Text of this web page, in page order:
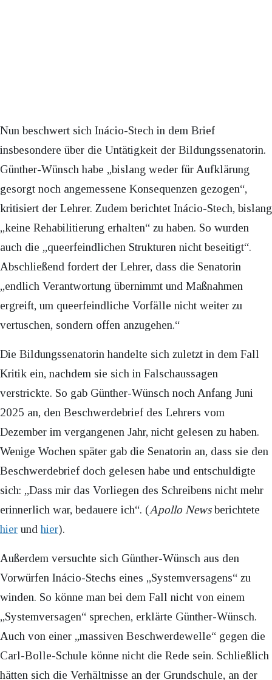
Nun beschwert sich Inácio-Stech in dem Brief
insbesondere über die Untätigkeit der Bildungssenatorin.
Günther-Wünsch habe „bislang weder für Aufklärung
gesorgt noch angemessene Konsequenzen gezogen“,
kritisiert der Lehrer. Zudem berichtet Inácio-Stech, bislang
„keine Rehabilitierung erhalten“ zu haben. So wurden
auch die „queerfeindlichen Strukturen nicht beseitigt“.
Abschließend fordert der Lehrer, dass die Senatorin
„endlich Verantwortung übernimmt und Maßnahmen
ergreift, um queerfeindliche Vorfälle nicht weiter zu
vertuschen, sondern offen anzugehen.“
Die Bildungssenatorin handelte sich zuletzt in dem Fall
Kritik ein, nachdem sie sich in Falschaussagen
verstrickte. So gab Günther-Wünsch noch Anfang Juni
2025 an, den Beschwerdebrief des Lehrers vom
Dezember im vergangenen Jahr, nicht gelesen zu haben.
Wenige Wochen später gab die Senatorin an, dass sie den
Beschwerdebrief doch gelesen habe und entschuldigte
sich: „Dass mir das Vorliegen des Schreibens nicht mehr
erinnerlich war, bedauere ich“. (Apollo Newsberichtete
hier undhier).
Außerdem versuchte sich Günther-Wünsch aus den
Vorwürfen Inácio-Stechs eines „Systemversagens“ zu
winden. So könne man bei dem Fall nicht von einem
„Systemversagen“ sprechen, erklärte Günther-Wünsch.
Auch von einer „massiven Beschwerdewelle“ gegen die
Carl-Bolle-Schule könne nicht die Rede sein. Schließlich
hätten sich die Verhältnisse an der Grundschule, an der